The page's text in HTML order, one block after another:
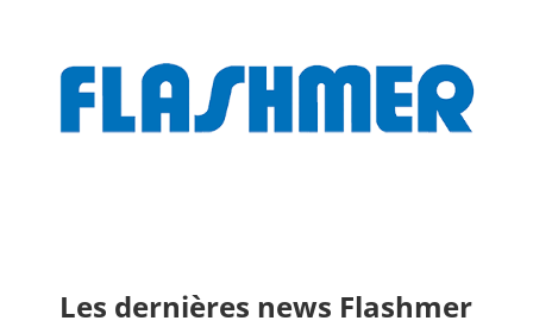
Les dernières news Flashmer